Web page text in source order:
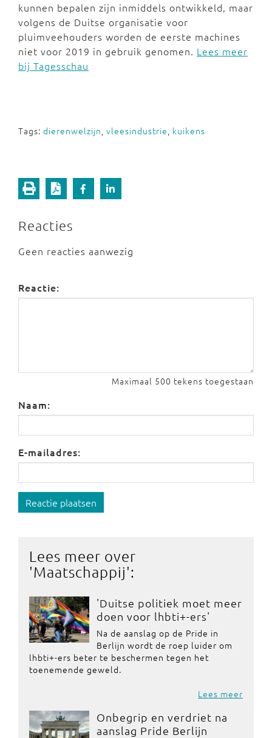
kunnen bepalen zijn inmiddels ontwikkeld, maar
volgens de Duitse organisatie voor
pluimveehouders worden de eerste machines
niet voor 2019 in gebruik genomen. Lees meer
bij Tagesschau
Tags: dierenwelzijn, vleesindustrie, kuikens
Reacties
Geen reacties aanwezig
Reactie:
Maximaal 500 tekens toegestaan
Naam:
E-mailadres:
Reactie plaatsen
Lees meer over
'Maatschappij':
'Duitse politiek moet meer
doen voor lhbti+-ers'
Na de aanslag op de Pride in
Berlijn wordt de roep luider om
lhbti+-ers beter te beschermen tegen het
toenemende geweld.
Lees meer
Onbegrip en verdriet na
aanslag Pride Berlijn